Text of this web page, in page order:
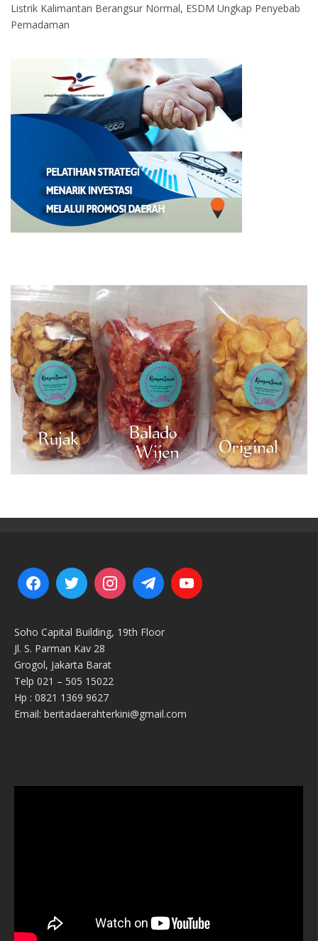
Listrik Kalimantan Berangsur Normal, ESDM Ungkap Penyebab
Pemadaman
Soho Capital Building, 19th Floor
Jl. S. Parman Kav 28
Grogol, Jakarta Barat
Telp 021 – 505 15022
Hp : 0821 1369 9627
Email: beritadaerahterkini@gmail.com